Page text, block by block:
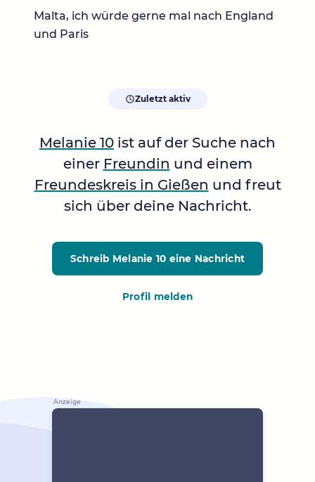
Malta, ich würde gerne mal nach England
und Paris
Zuletzt aktiv
Melanie 10 ist auf der Suche nach
einer Freundin und einem
Freundeskreis in Gießen und freut
sich über deine Nachricht.
Schreib Melanie 10 eine Nachricht
Profil melden